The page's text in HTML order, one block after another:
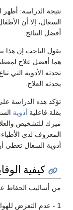
نتيجة الدراسة:
السعال، إلا أن
أفضل النتائج.
يقول الباحث إن هذا
هما أفضل علاج لمعظم
تحدثه الأدوية التي
يحدثه العلاج.
تؤكد هذه الدراسة
بقلة فاعلية أدوية
المعروف لدى
أدوية السعال تعطي
كيفية
من أساليب الحفاظ
1 - عدم التعرض للهواء البارد.